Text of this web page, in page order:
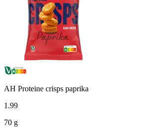
AH Proteine crisps paprika
1.99
70 g